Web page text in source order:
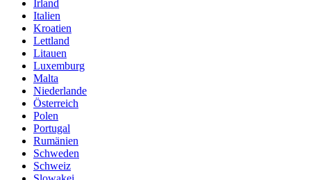
Irland
Italien
Kroatien
Lettland
Litauen
Luxemburg
Malta
Niederlande
Österreich
Polen
Portugal
Rumänien
Schweden
Schweiz